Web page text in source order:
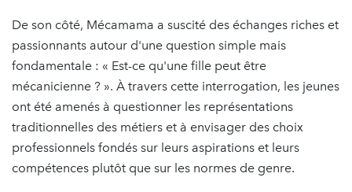
De son côté, Mécamama a suscité des échanges riches et
passionnants autour d'une question simple mais
fondamentale : « Est-ce qu'une fille peut être
mécanicienne ? ». À travers cette interrogation, les jeunes
ont été amenés à questionner les représentations
traditionnelles des métiers et à envisager des choix
professionnels fondés sur leurs aspirations et leurs
compétences plutôt que sur les normes de genre.